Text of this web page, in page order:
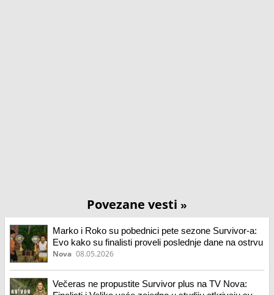
Povezane vesti »
Marko i Roko su pobednici pete sezone Survivor-a:
Evo kako su finalisti proveli poslednje dane na ostrvu
Nova 08.05.2026
Večeras ne propustite Survivor plus na TV Nova: